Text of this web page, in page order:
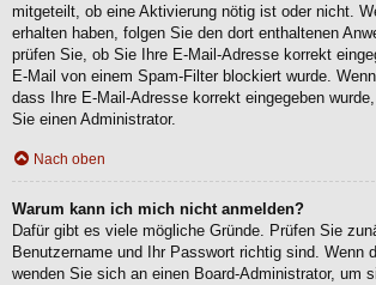
mitgeteilt, ob eine Aktivierung nötig ist oder nicht.
erhalten haben, folgen Sie den dort enthaltenen
prüfen Sie, ob Sie Ihre E-Mail-Adresse korrekt
E-Mail von einem Spam-Filter blockiert wurde.
dass Ihre E-Mail-Adresse korrekt eingegeben
Sie einen Administrator.
Nach oben
Warum kann ich mich nicht anmelden?
Dafür gibt es viele mögliche Gründe. Prüfen Sie
Benutzername und Ihr Passwort richtig sind. Wenn
wenden Sie sich an einen Board-Administrator, um